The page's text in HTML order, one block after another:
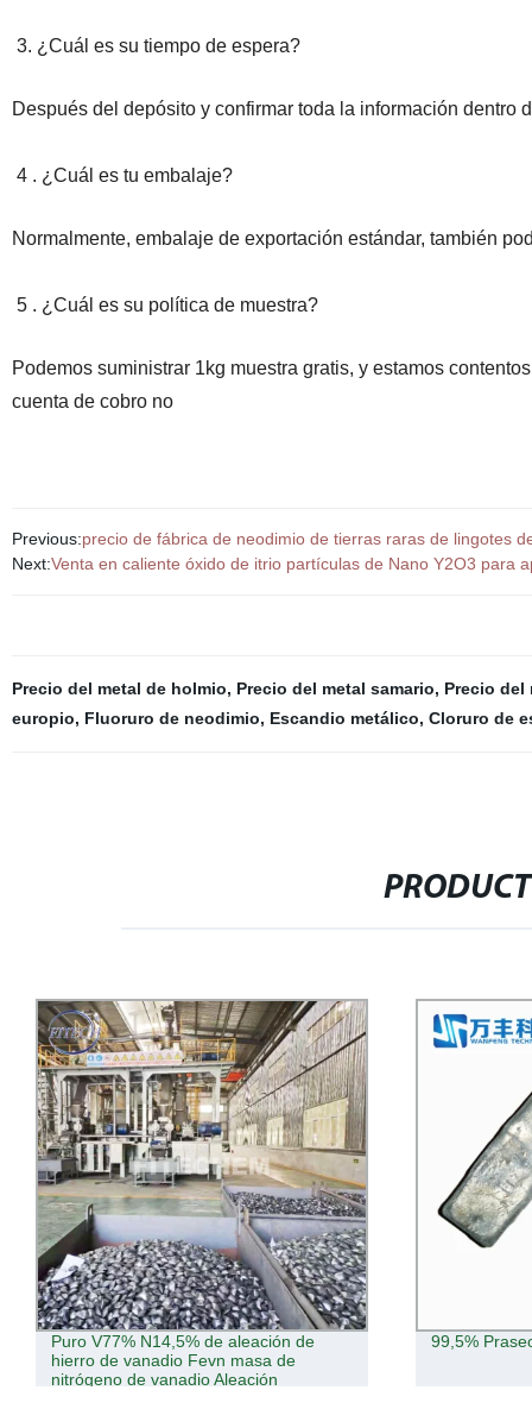
3. ¿Cuál es su tiempo de espera?
Después del depósito y confirmar toda la información dentro
4 . ¿Cuál es tu embalaje?
Normalmente, embalaje de exportación estándar, también
5 . ¿Cuál es su política de muestra?
Podemos suministrar 1kg muestra gratis, y estamos
cuenta de cobro no
Previous:precio de fábrica de neodimio de tierras raras de lingotes
Next:Venta en caliente óxido de itrio partículas de Nano Y2O3 para
Precio del metal de holmio, Precio del metal samario, Precio del
europio, Fluoruro de neodimio, Escandio metálico, Cloruro de
99,5% Praseodimio Metal Precio
Mejor Precio